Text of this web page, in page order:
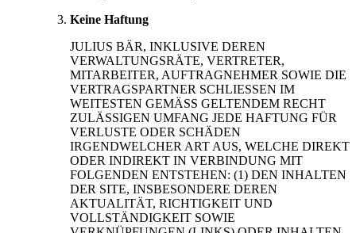
Keine Haftung
JULIUS BÄR, INKLUSIVE DEREN
VERWALTUNGSRÄTE, VERTRETER,
MITARBEITER, AUFTRAGNEHMER SOWIE DIE
VERTRAGSPARTNER SCHLIESSEN IM
WEITESTEN GEMÄSS GELTENDEM RECHT
ZULÄSSIGEN UMFANG JEDE HAFTUNG FÜR
VERLUSTE ODER SCHÄDEN
IRGENDWELCHER ART AUS, WELCHE DIREKT
ODER INDIREKT IN VERBINDUNG MIT
FOLGENDEN ENTSTEHEN: (1) DEN INHALTEN
DER SITE, INSBESONDERE DEREN
AKTUALITÄT, RICHTIGKEIT UND
VOLLSTÄNDIGKEIT SOWIE